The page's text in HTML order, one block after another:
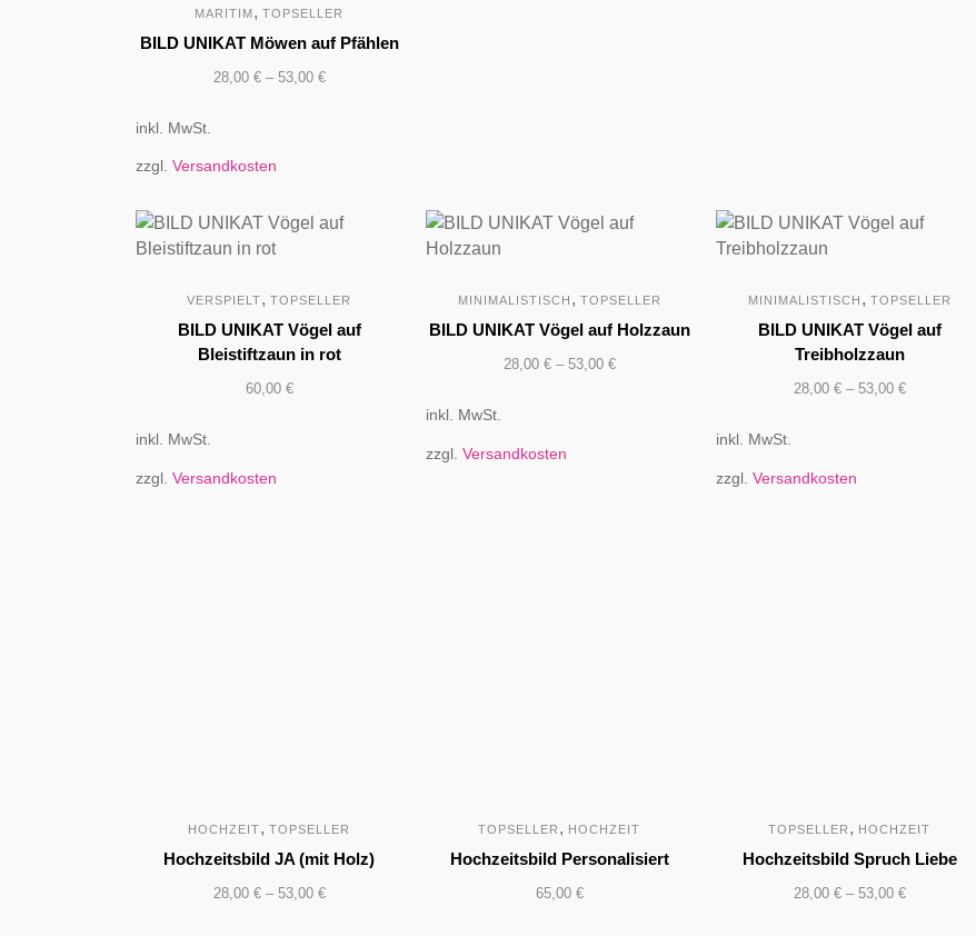
MARITIM,TOPSELLER
BILD UNIKAT Möwen auf Pfählen
28,00 €– 53,00 €
inkl. MwSt.
zzgl. Versandkosten
VERSPIELT,TOPSELLER
BILD UNIKAT Vögel auf
Bleistiftzaun in rot
60,00 €
inkl. MwSt.
zzgl. Versandkosten
MINIMALISTISCH , TOPSELLER
BILD UNIKAT Vögel auf Holzzaun
28,00 €– 53,00 €
inkl. MwSt.
zzgl. Versandkosten
MINIMALISTISCH , TOPSELLER
BILD UNIKAT Vögel auf
Treibholzzaun
28,00 €– 53,00 €
inkl. MwSt.
zzgl. Versandkosten
HOCHZEIT,TOPSELLER
Hochzeitsbild JA (mit Holz)
28,00 €– 53,00 €
TOPSELLER , HOCHZEIT
Hochzeitsbild Personalisiert
65,00 €
TOPSELLER , HOCHZEIT
Hochzeitsbild Spruch Liebe
28,00 €– 53,00 €